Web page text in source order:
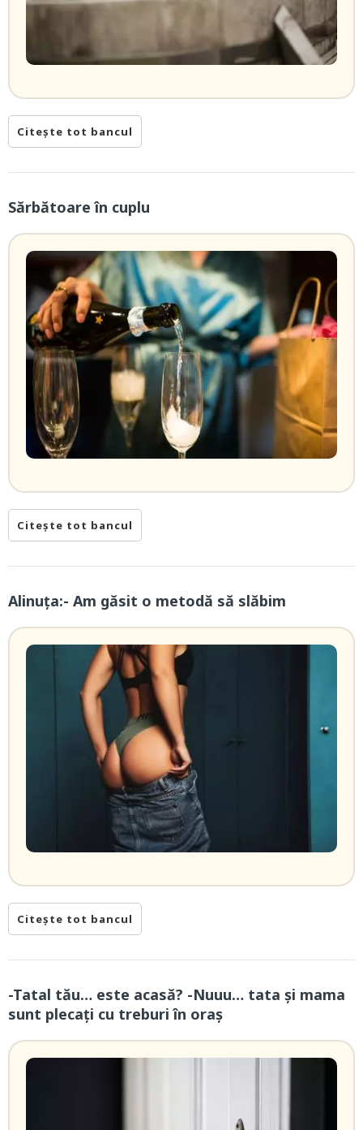
Citește tot bancul
Sărbătoare în cuplu
Citește tot bancul
Alinuța:- Am găsit o metodă să slăbim
Citește tot bancul
-Tatal tău… este acasă? -Nuuu… tata și mama
sunt plecați cu treburi în oraș